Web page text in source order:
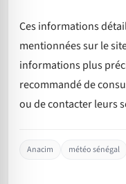
Ces informations
mentionnées sur le
informations plus
recommandé de
ou de contacter leurs
Anacim météo sénégal